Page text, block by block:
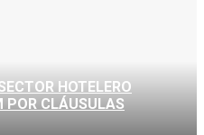
HOTELERO
POR CLÁUSULAS